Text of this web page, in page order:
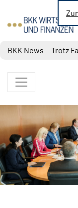
BKK News
Trotz